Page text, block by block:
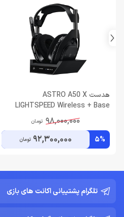
هدست ASTRO A50 X
LIGHTSPEED Wireless + Base
98,000,000 تومان
5%
92,300,000 تومان
تلگرام پشتیبانی اکانت های بازی